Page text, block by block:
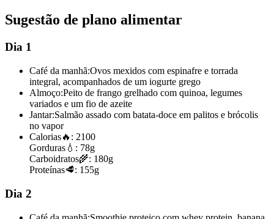
Sugestão de plano alimentar
Dia 1
Café da manhã:Ovos mexidos com espinafre e torrada
integral, acompanhados de um iogurte grego
Almoço:Peito de frango grelhado com quinoa, legumes
variados e um fio de azeite
Jantar:Salmão assado com batata-doce em palitos e brócolis
no vapor
Calorias🔥: 2100
Gorduras 💧: 78g
Carboidratos🌾: 180g
Proteínas🥩: 155g
Dia 2